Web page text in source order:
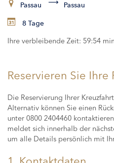
Passau Passau
8 Tage
Ihre verbleibende Zeit: 59:53 min
Reservieren Sie Ihre
Die Reservierung Ihrer
Alternativ können Sie einen
unter 0800 2404460
meldet sich innerhalb der
um alle Details persönlich mit